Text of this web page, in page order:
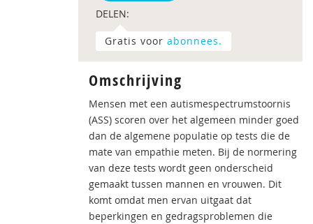
DELEN:
Gratis voor abonnees.
Omschrijving
Mensen met een autismespectrumstoornis
(ASS) scoren over het algemeen minder goed
dan de algemene populatie op tests die de
mate van empathie meten. Bij de normering
van deze tests wordt geen onderscheid
gemaakt tussen mannen en vrouwen. Dit
komt omdat men ervan uitgaat dat
beperkingen en gedragsproblemen die